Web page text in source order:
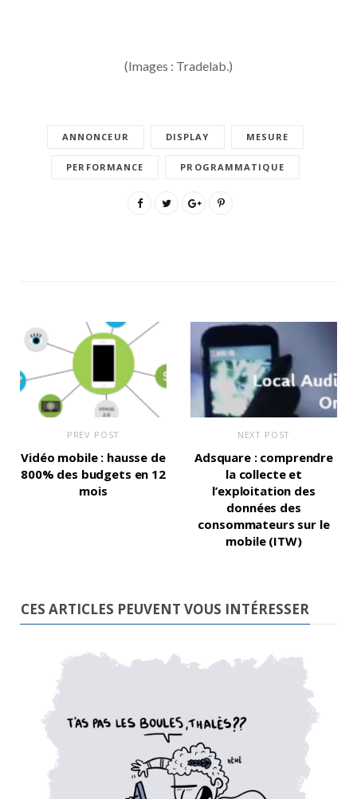
(Images : Tradelab.)
ANNONCEUR DISPLAY MESURE
PERFORMANCE PROGRAMMATIQUE
PREV POST
Vidéo mobile : hausse de
800% des budgets en 12
mois
NEXT POST
Adsquare : comprendre
la collecte et
l’exploitation des
données des
consommateurs sur le
mobile (ITW)
CES ARTICLES PEUVENT VOUS INTÉRESSER